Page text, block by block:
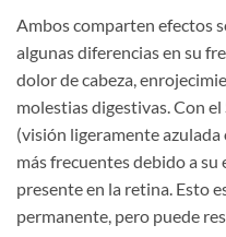
Ambos comparten efectos
algunas diferencias en su
dolor de cabeza,
molestias digestivas. Con
(visión ligeramente
más frecuentes debido a
presente en la retina. Esto
permanente, pero puede